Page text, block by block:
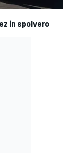
in spolvero